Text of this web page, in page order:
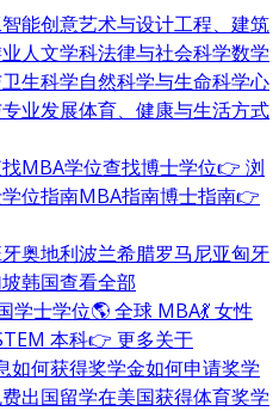
能创意艺术与设计工程、建筑
人文学科法律与社会科学数学
生科学自然科学与生命科学心
业发展体育、健康与生活方式
MBA学位查找博士学位👉 浏
位指南MBA指南博士指南👉
奥地利波兰希腊罗马尼亚匈牙
韩国查看全部
学士学位🌎 全球 MBA💃 女性
本科👉 更多关于
如何获得奖学金如何申请奖学
出国留学在美国获得体育奖学